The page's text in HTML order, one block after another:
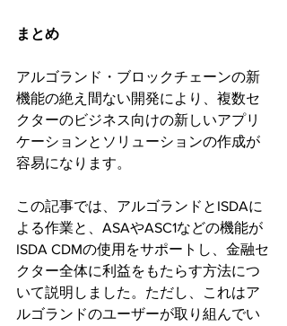
まとめ
アルゴランド・ブロックチェーンの新
機能の絶え間ない開発により、複数セ
クターのビジネス向けの新しいアプリ
ケーションとソリューションの作成が
容易になります。
この記事では、アルゴランドとISDAに
よる作業と、ASAやASC1などの機能が
ISDA CDMの使用をサポートし、金融セ
クター全体に利益をもたらす方法につ
いて説明しました。ただし、これはア
ルゴランドのユーザーが取り組んでい